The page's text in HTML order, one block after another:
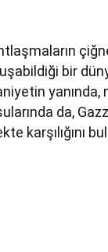
bir
yanında,
da,
karşılığını